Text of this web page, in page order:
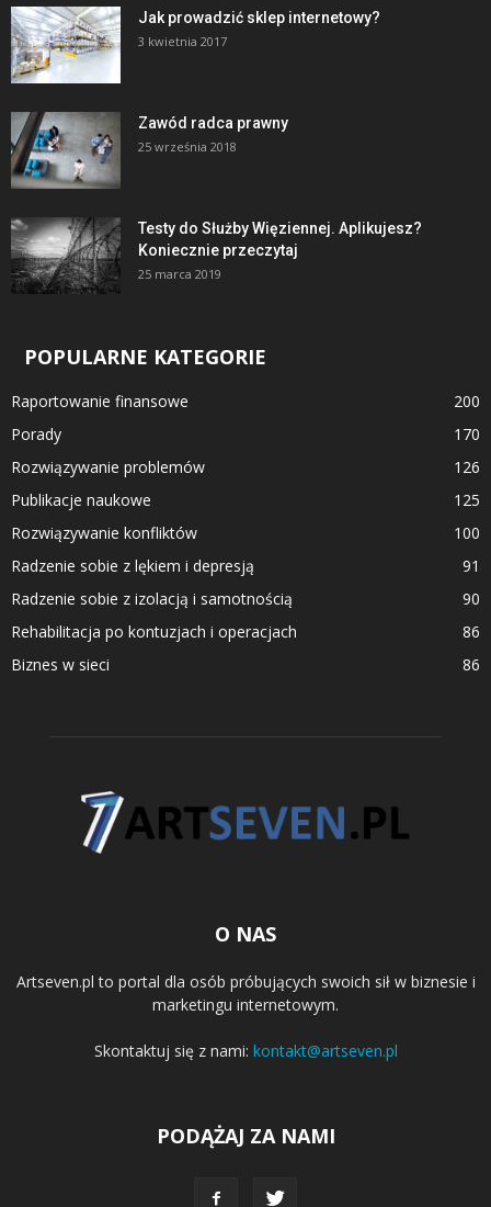
Jak prowadzić sklep internetowy?
3 kwietnia 2017
Zawód radca prawny
25 września 2018
Testy do Służby Więziennej. Aplikujesz?
Koniecznie przeczytaj
25 marca 2019
POPULARNE KATEGORIE
Raportowanie finansowe
200
Porady
170
Rozwiązywanie problemów
126
Publikacje naukowe
125
Rozwiązywanie konfliktów
100
Radzenie sobie z lękiem i depresją
91
Radzenie sobie z izolacją i samotnością
90
Rehabilitacja po kontuzjach i operacjach
86
Biznes w sieci
86
O NAS
Artseven.pl to portal dla osób próbujących swoich sił w biznesie i
marketingu internetowym.
Skontaktuj się z nami: kontakt@artseven.pl
PODĄŻAJ ZA NAMI